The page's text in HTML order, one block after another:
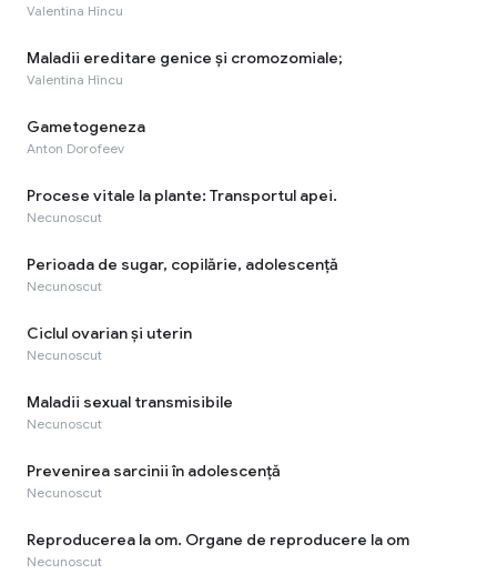
Valentina Hîncu
Maladii ereditare genice şi cromozomiale;
Valentina Hîncu
Gametogeneza
Anton Dorofeev
Procese vitale la plante: Transportul apei.
Necunoscut
Perioada de sugar, copilărie, adolescenţă
Necunoscut
Ciclul ovarian şi uterin
Necunoscut
Maladii sexual transmisibile
Necunoscut
Prevenirea sarcinii în adolescență
Necunoscut
Reproducerea la om. Organe de reproducere la om
Necunoscut